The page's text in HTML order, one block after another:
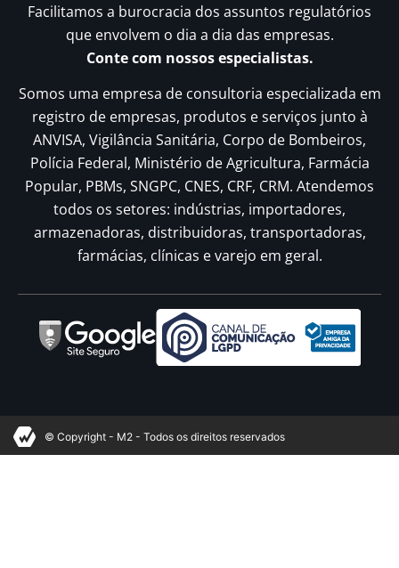
Facilitamos a burocracia dos assuntos regulatórios
que envolvem o dia a dia das empresas.
Conte com nossos especialistas.
Somos uma empresa de consultoria especializada em
registro de empresas, produtos e serviços junto à
ANVISA, Vigilância Sanitária, Corpo de Bombeiros,
Polícia Federal, Ministério de Agricultura, Farmácia
Popular, PBMs, SNGPC, CNES, CRF, CRM. Atendemos
todos os setores: indústrias, importadores,
armazenadoras, distribuidoras, transportadoras,
farmácias, clínicas e varejo em geral.
© Copyright - M2 - Todos os direitos reservados